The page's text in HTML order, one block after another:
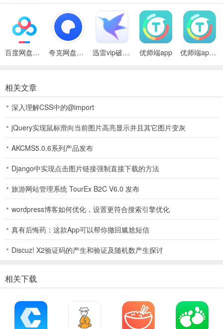
应用亮点
1、课堂动态推送，及时了解孩子课堂情况
2、学习数据统计，进度与成果一目了然
3、界面简洁易用，操作流畅适合家长学生使用
4、数据安全可靠，全方位保护学生隐私信息
更新日志
优化下载作业PDF失败问题。
百度网盘绿色免安装Pc电脑版 夸克网盘官方正式版 迅雷vip破解版永久会员2024版 优师端app 优师端app2023
相关文章
深入理解CSS中的@import
jQuery实现鼠标滑向当前图片高亮显示并且其它图片变灰
AKCMS5.0.6系列产品发布
Django中实现点击图片链接强制直接下载的方法
旅游网站管理系统 TourEx B2C V6.0 发布
wordpress博客如何优化，设置更符合搜索引擎优化
真有后悔药：这款App可以帮你撤回尴尬短信
Discuz! X2验证码的产生和验证及随机数产生探讨
相关下载